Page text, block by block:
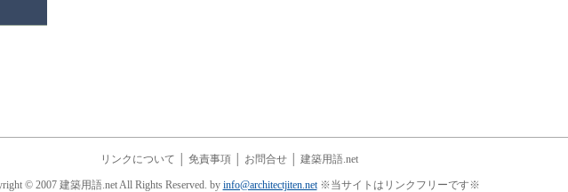
リンクについて 免責事項 お問合せ 建築用語.net
© 2007 建築用語.net All Rights Reserved. by info@architectjiten.net※当サイトはリンクフリーです※